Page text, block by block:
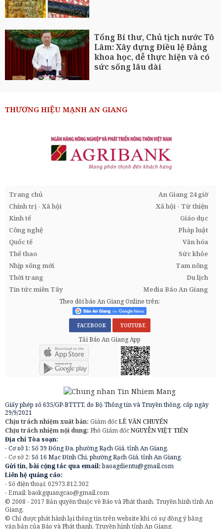
Tổng Bí thư, Chủ tịch nước Tô
Lâm: Xây dựng Điều lệ Đảng
khoa học, dễ thực hiện và có
sức sống lâu dài
THƯƠNG HIỆU MẠNH AN GIANG
Trang chủ
An Giang 24 giờ
Chính trị - Xã hội
Xã hội - Từ thiện
Kinh tế
Giáo dục
Công nghệ
Pháp luật
Quốc tế
Văn hóa
Thể thao
Sức khỏe
Nhịp sống mới
Tam nông
Thời trang
Du lịch
Tin tức miền Tây
Media Báo An Giang
Theo dõi báo An Giang Online trên:
FACEBOOK YOUTUBE
Tải Báo An Giang App
Giấy phép số 635/GP-BTTTT, do Bộ Thông tin và Truyền thông, cấp ngày
29/9/2021
Chịu trách nhiệm xuất bản: Giám đốcLÊ VĂN CHUYỂN
Chịu trách nhiệm nội dung: Phó Giám đốcNGUYỄN VIỆT TIẾN
Địa chỉ Tòa soạn:
- Cơ sở 1: Số 39 Đống Đa, phường Rạch Giá, tỉnh An Giang.
- Cơ sở 2: Số 16 Mạc Đĩnh Chi, phường Rạch Giá, tỉnh An Giang.
Gửi tin, bài cộng tác qua email:baoagdientu@gmail.com
Liên hệ quảng cáo:
- Số điện thoại: 02973.812.302
- Email:baokgquangcao@gmail.com
© 2008 - 2017 Bản quyền thuộc về Báo và Phát thanh, Truyền hình tỉnh An
Giang.
© Chỉ được phát hành lại thông tin trên website khi có sự đồng ý bằng
văn bản của Báo và Phát thanh, Truyền hình tỉnh An Giang.